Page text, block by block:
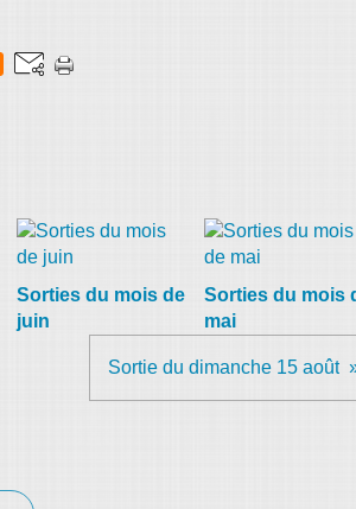
Sorties du mois de
juin
Sorties du mois
mai
Sortie du dimanche 15 août